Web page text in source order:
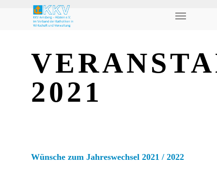
2021
Wünsche zum Jahreswechsel 2021 / 2022